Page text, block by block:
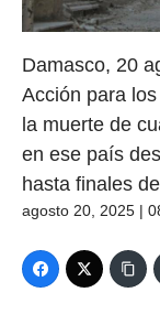
Damasco, 20
Acción para
la muerte de
en ese país
hasta finales
agosto 20, 2025 |